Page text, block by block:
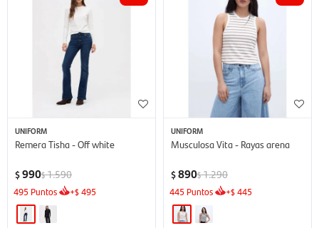
UNIFORM
Remera Tisha - Off white
$990$1.590
495 Puntos +$495
UNIFORM
Musculosa Vita - Rayas arena
$890$1.290
445 Puntos +$445